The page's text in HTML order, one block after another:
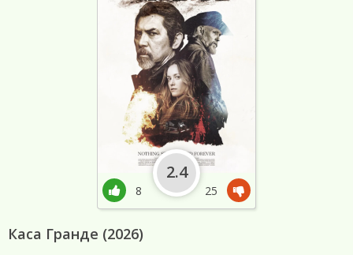
Каса Гранде (2026)
8
2.4
25